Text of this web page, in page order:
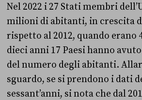
Nel 2022 i 27 Stati membri
milioni di abitanti, in crescita
rispetto al 2012, quando erano
dieci anni 17 Paesi hanno
del numero degli abitanti.
sguardo, se si prendono i dati
sessant’anni, si nota che dal